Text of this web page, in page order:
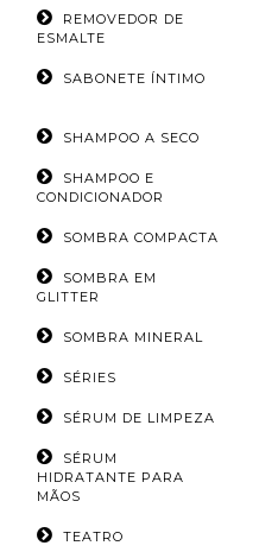
REMOVEDOR DE
ESMALTE
SABONETE ÍNTIMO
SHAMPOO A SECO
SHAMPOO E
CONDICIONADOR
SOMBRA COMPACTA
SOMBRA EM
GLITTER
SOMBRA MINERAL
SÉRIES
SÉRUM DE LIMPEZA
SÉRUM
HIDRATANTE PARA
MÃOS
TEATRO